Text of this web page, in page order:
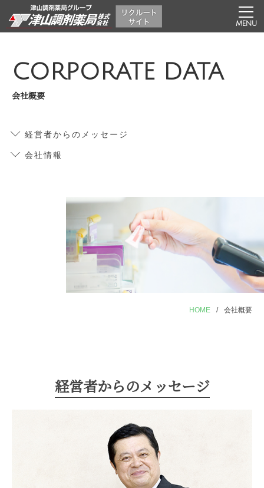
CORPORATE DATA
会社概要
経営者からのメッセージ
会社情報
HOME / 会社概要
経営者からのメッセージ